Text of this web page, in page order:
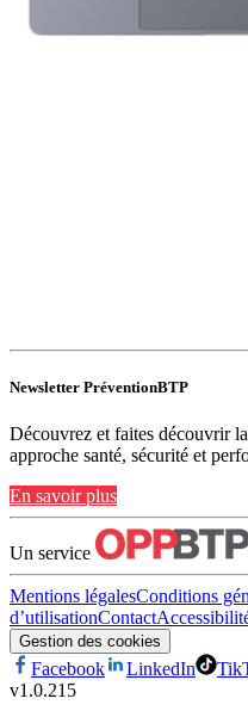
Newsletter PréventionBTP
Découvrez et faites découvrir
approche santé, sécurité et
En savoir plus
Un service
Mentions légalesConditions
d’utilisationContact
Gestion des cookies
Facebook LinkedIn
v1.0.215